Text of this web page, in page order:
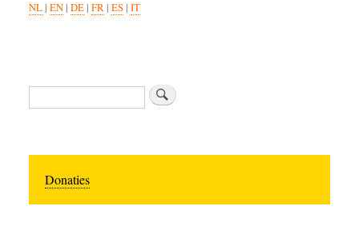
NL| EN| DE| FR| ES| IT
Zoeken
Donaties